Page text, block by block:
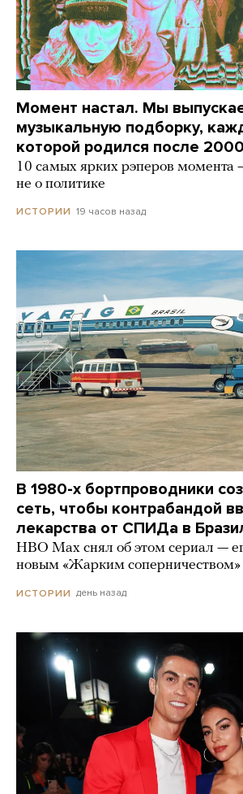
Момент настал. Мы
музыкальную подборку,
которой родился после
10 самых ярких рэперов момента
не о политике
ИСТОРИИ 19 часов назад
В 1980-х бортпроводники
сеть, чтобы контрабандой
лекарства от СПИДа в
HBO Max снял об этом сериал —
новым «Жарким соперничеством»
ИСТОРИИ день назад